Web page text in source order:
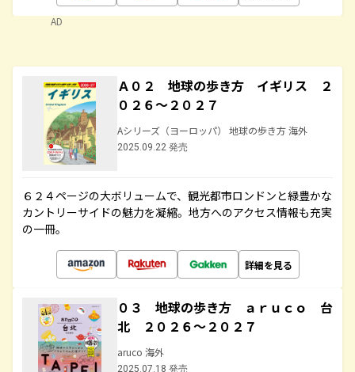
AD
Ａ０２ 地球の歩き方 イギリス ２
０２６～２０２７
Aシリーズ（ヨーロッパ） 地球の歩き方 海外
2025.09.22 発売
６２４ページの大ボリュームで、観光都市ロンドンと緑豊かな
カントリーサイドの魅力を凝縮。地方へのアクセス情報も充実
の一冊。
詳細を見る
０３ 地球の歩き方 ａｒｕｃｏ 台
北 ２０２６～２０２７
aruco 海外
2025.07.18 発売